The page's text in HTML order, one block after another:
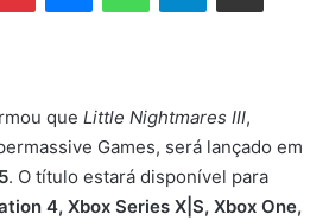
que Little Nightmares III,
Games, será lançado em
. O título estará disponível para
4, Xbox Series X|S, Xbox One,